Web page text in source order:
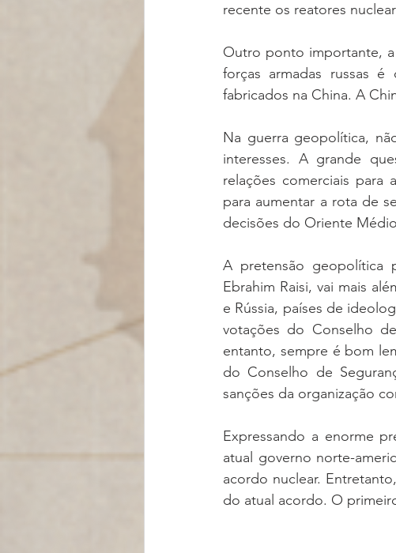
recente os reatores
Outro ponto importante,
forças armadas russas
fabricados na China. A
Na guerra geopolítica,
interesses. A grande
relações comerciais
para aumentar a rota de
decisões do Oriente
A pretensão geopolítica
Ebrahim Raisi, vai mais
e Rússia, países de
votações do Conselho
entanto, sempre é bom
do Conselho de
sanções da organização
Expressando a enorme
atual governo norte-
acordo nuclear.
do atual acordo. O